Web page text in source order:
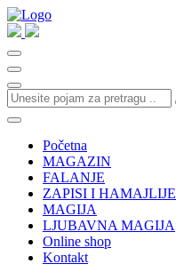
Početna
MAGAZIN
FALANJE
ZAPISI I HAMAJLIJE
MAGIJA
LJUBAVNA MAGIJA
Online shop
Kontakt